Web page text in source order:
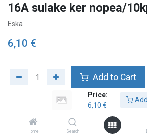
Price:
6,10 €
Home Search
16A sulake ker nopea/
Eska
6,10 €
Add to Cart
Lägg till önskelista